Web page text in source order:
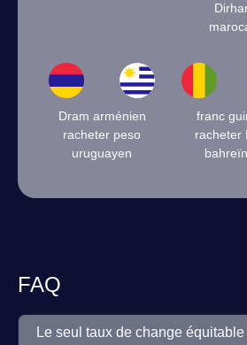
Dram arménien
racheter peso
uruguayen
franc
racheter
FAQ
Le seul taux de change